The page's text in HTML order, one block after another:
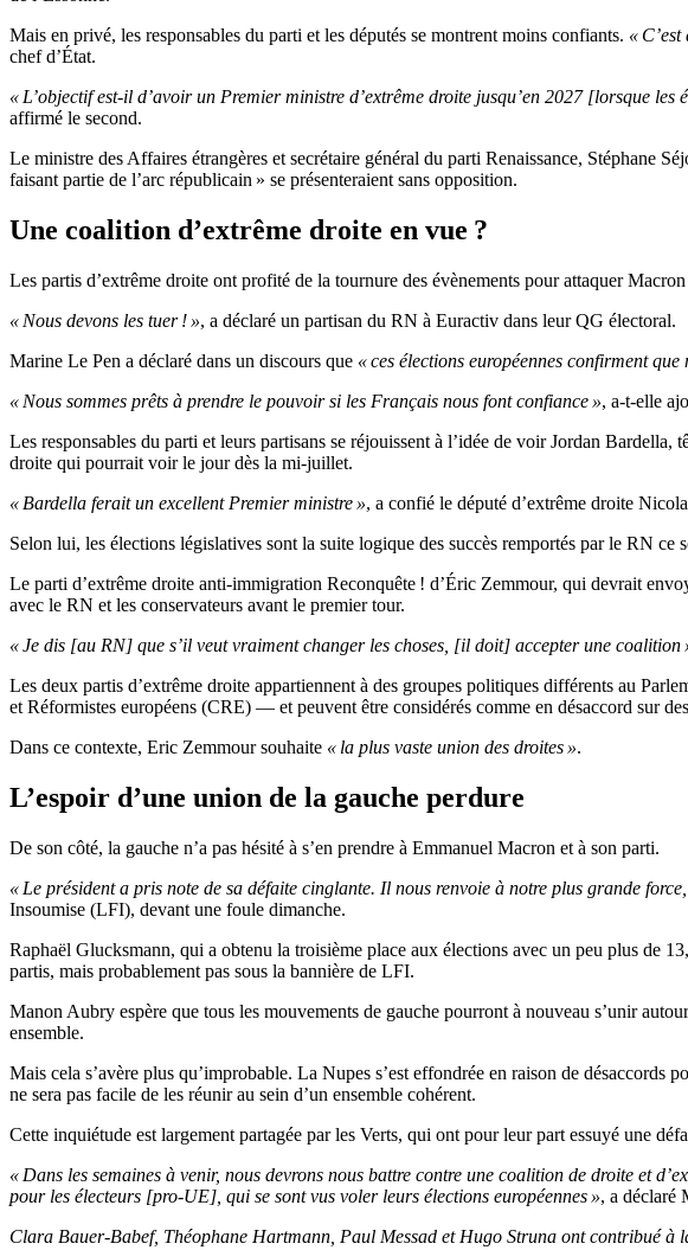
Mais en privé, les responsables du parti et les députés se montrent moins confiants. «
chef d’État.
« L’objectif est-il d’avoir un Premier ministre d’extrême droite jusqu’en 2027 [lorsque
affirmé le second.
Le ministre des Affaires étrangères et secrétaire général du parti Renaissance, Stéphane
faisant partie de l’arc républicain » se présenteraient sans opposition.
Une coalition d’extrême droite en vue ?
Les partis d’extrême droite ont profité de la tournure des évènements pour attaquer
« Nous devons les tuer ! », a déclaré un partisan du RN à Euractiv dans leur QG électoral.
Marine Le Pen a déclaré dans un discours que « ces élections européennes confirment
« Nous sommes prêts à prendre le pouvoir si les Français nous font confiance », a-t-elle
Les responsables du parti et leurs partisans se réjouissent à l’idée de voir Jordan
droite qui pourrait voir le jour dès la mi-juillet.
« Bardella ferait un excellent Premier ministre », a confié le député d’extrême droite
Selon lui, les élections législatives sont la suite logique des succès remportés par le RN ce
Le parti d’extrême droite anti-immigration Reconquête ! d’Éric Zemmour, qui devrait
avec le RN et les conservateurs avant le premier tour.
« Je dis [au RN] que s’il veut vraiment changer les choses, [il doit] accepter une coalition
Les deux partis d’extrême droite appartiennent à des groupes politiques différents au
et Réformistes européens (CRE) — et peuvent être considérés comme en désaccord sur
Dans ce contexte, Eric Zemmour souhaite « la plus vaste union des droites ».
L’espoir d’une union de la gauche perdure
De son côté, la gauche n’a pas hésité à s’en prendre à Emmanuel Macron et à son parti.
« Le président a pris note de sa défaite cinglante. Il nous renvoie à notre plus grande
Insoumise (LFI), devant une foule dimanche.
Raphaël Glucksmann, qui a obtenu la troisième place aux élections avec un peu plus de
partis, mais probablement pas sous la bannière de LFI.
Manon Aubry espère que tous les mouvements de gauche pourront à nouveau s’unir
ensemble.
Mais cela s’avère plus qu’improbable. La Nupes s’est effondrée en raison de désaccords
ne sera pas facile de les réunir au sein d’un ensemble cohérent.
Cette inquiétude est largement partagée par les Verts, qui ont pour leur part essuyé une
« Dans les semaines à venir, nous devrons nous battre contre une coalition de droite et
pour les électeurs [pro-UE], qui se sont vus voler leurs élections européennes », a déclaré
Clara Bauer-Babef, Théophane Hartmann, Paul Messad et Hugo Struna ont contribué à